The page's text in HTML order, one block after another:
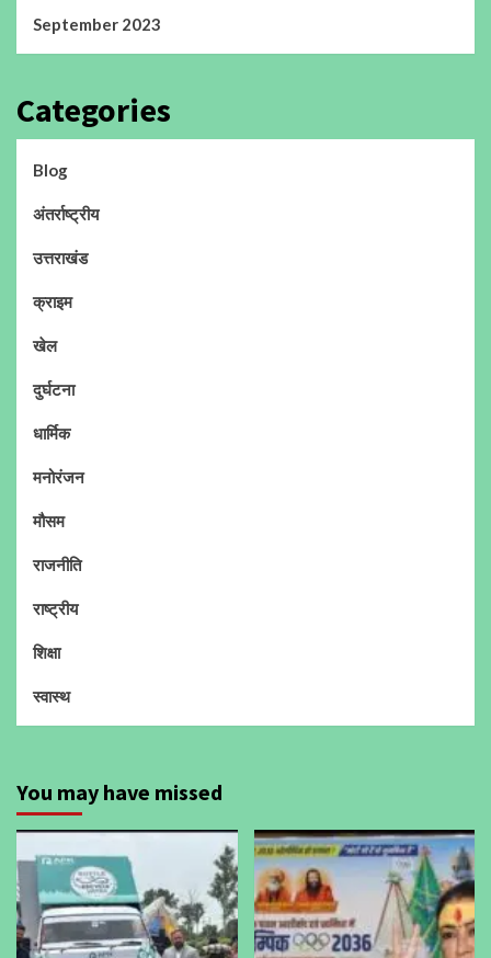
September 2023
Categories
Blog
अंतर्राष्ट्रीय
उत्तराखंड
क्राइम
खेल
दुर्घटना
धार्मिक
मनोरंजन
मौसम
राजनीति
राष्ट्रीय
शिक्षा
स्वास्थ
You may have missed